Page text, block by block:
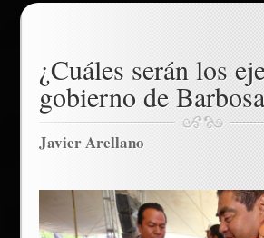
¿Cuáles serán los
gobierno de
Javier Arellano